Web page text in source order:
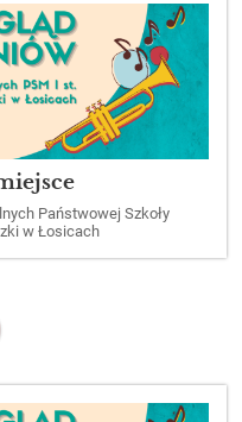
Państwowej Szkoły
w Łosicach